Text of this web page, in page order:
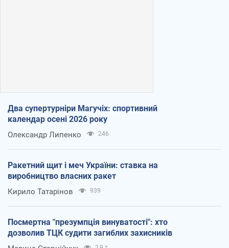
Два супертурніри Магучіх: спортивний
календар осені 2026 року
Олександр Липенко 246
Ракетний щит і меч України: ставка на
виробництво власних ракет
Кирило Татарінов 939
Посмертна "презумпція винуватості": хто
дозволив ТЦК судити загиблих захисників